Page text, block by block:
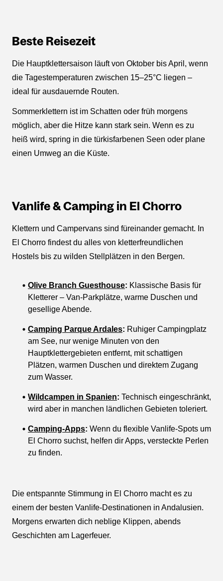
Beste Reisezeit
Die Hauptklettersaison läuft von Oktober bis April, wenn
die Tagestemperaturen zwischen 15–25°C liegen –
ideal für ausdauernde Routen.
Sommerklettern ist im Schatten oder früh morgens
möglich, aber die Hitze kann stark sein. Wenn es zu
heiß wird, spring in die türkisfarbenen Seen oder plane
einen Umweg an die Küste.
Vanlife & Camping in El Chorro
Klettern und Campervans sind füreinander gemacht. In
El Chorro findest du alles von kletterfreundlichen
Hostels bis zu wilden Stellplätzen in den Bergen.
Olive Branch Guesthouse: Klassische Basis für
Kletterer – Van-Parkplätze, warme Duschen und
gesellige Abende.
Camping Parque Ardales: Ruhiger Campingplatz
am See, nur wenige Minuten von den
Hauptklettergebieten entfernt, mit schattigen
Plätzen, warmen Duschen und direktem Zugang
zum Wasser.
Wildcampen in Spanien: Technisch eingeschränkt,
wird aber in manchen ländlichen Gebieten toleriert.
Camping-Apps: Wenn du flexible Vanlife-Spots um
El Chorro suchst, helfen dir Apps, versteckte Perlen
zu finden.
Die entspannte Stimmung in El Chorro macht es zu
einem der besten Vanlife-Destinationen in Andalusien.
Morgens erwarten dich neblige Klippen, abends
Geschichten am Lagerfeuer.